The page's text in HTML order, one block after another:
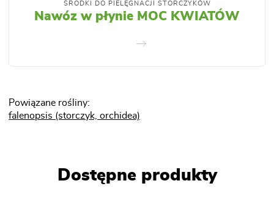
ŚRODKI DO PIELĘGNACJI STORCZYKÓW
Nawóz w płynie MOC KWIATÓW
Powiązane rośliny:
falenopsis (storczyk, orchidea)
Dostępne produkty